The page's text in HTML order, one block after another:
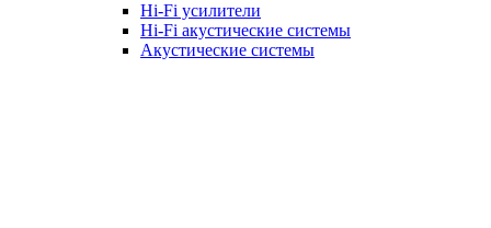
Hi-Fi усилители
Hi-Fi акустические системы
Акустические системы